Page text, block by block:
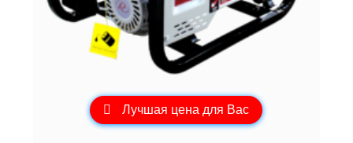
Лучшая цена для Вас